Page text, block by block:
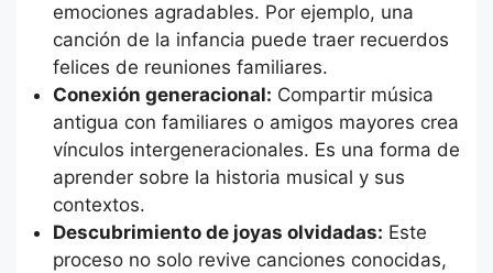
emociones agradables. Por ejemplo, una
canción de la infancia puede traer recuerdos
felices de reuniones familiares.
Conexión generacional: Compartir música
antigua con familiares o amigos mayores crea
vínculos intergeneracionales. Es una forma de
aprender sobre la historia musical y sus
contextos.
Descubrimiento de joyas olvidadas: Este
proceso no solo revive canciones conocidas,